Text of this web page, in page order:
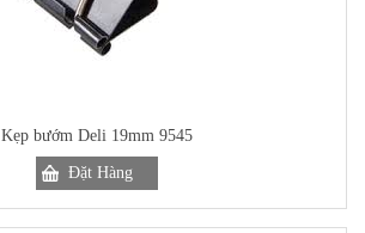
Kẹp bướm Deli 19mm 9545